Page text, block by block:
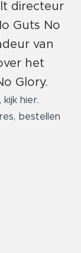
directeur
Guts No
van
het
Glory.
kijk hier.
bestellen